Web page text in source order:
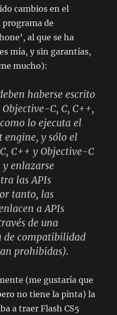
cambios en el
programa de
al que se ha
mía, y sin garantías,
mucho):
haberse escrito
C, C, C++,
lo ejecuta el
engine, y sólo el
C++ y Objective-C
enlazarse
las APIs
tanto, las
a APIs
de una
de compatibilidad
prohibidas).
(me gustaría que
no tiene la pinta) la
a traer Flash CS5